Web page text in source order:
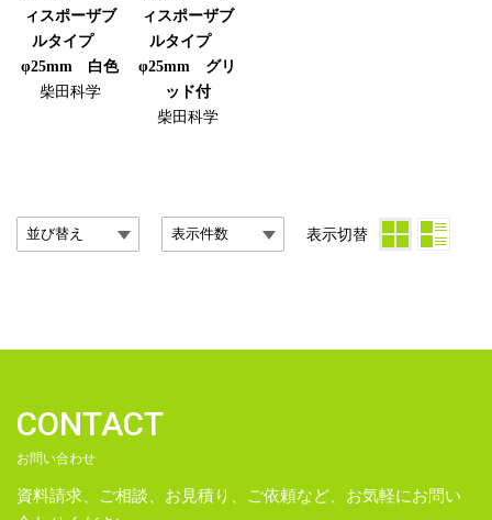
ィスポーザブ
ルタイプ
φ25mm 白色
柴田科学
ィスポーザブ
ルタイプ
φ25mm グリ
ッド付
柴田科学
表示切替
CONTACT
お問い合わせ
資料請求、ご相談、お見積り、ご依頼など、お気軽にお問い